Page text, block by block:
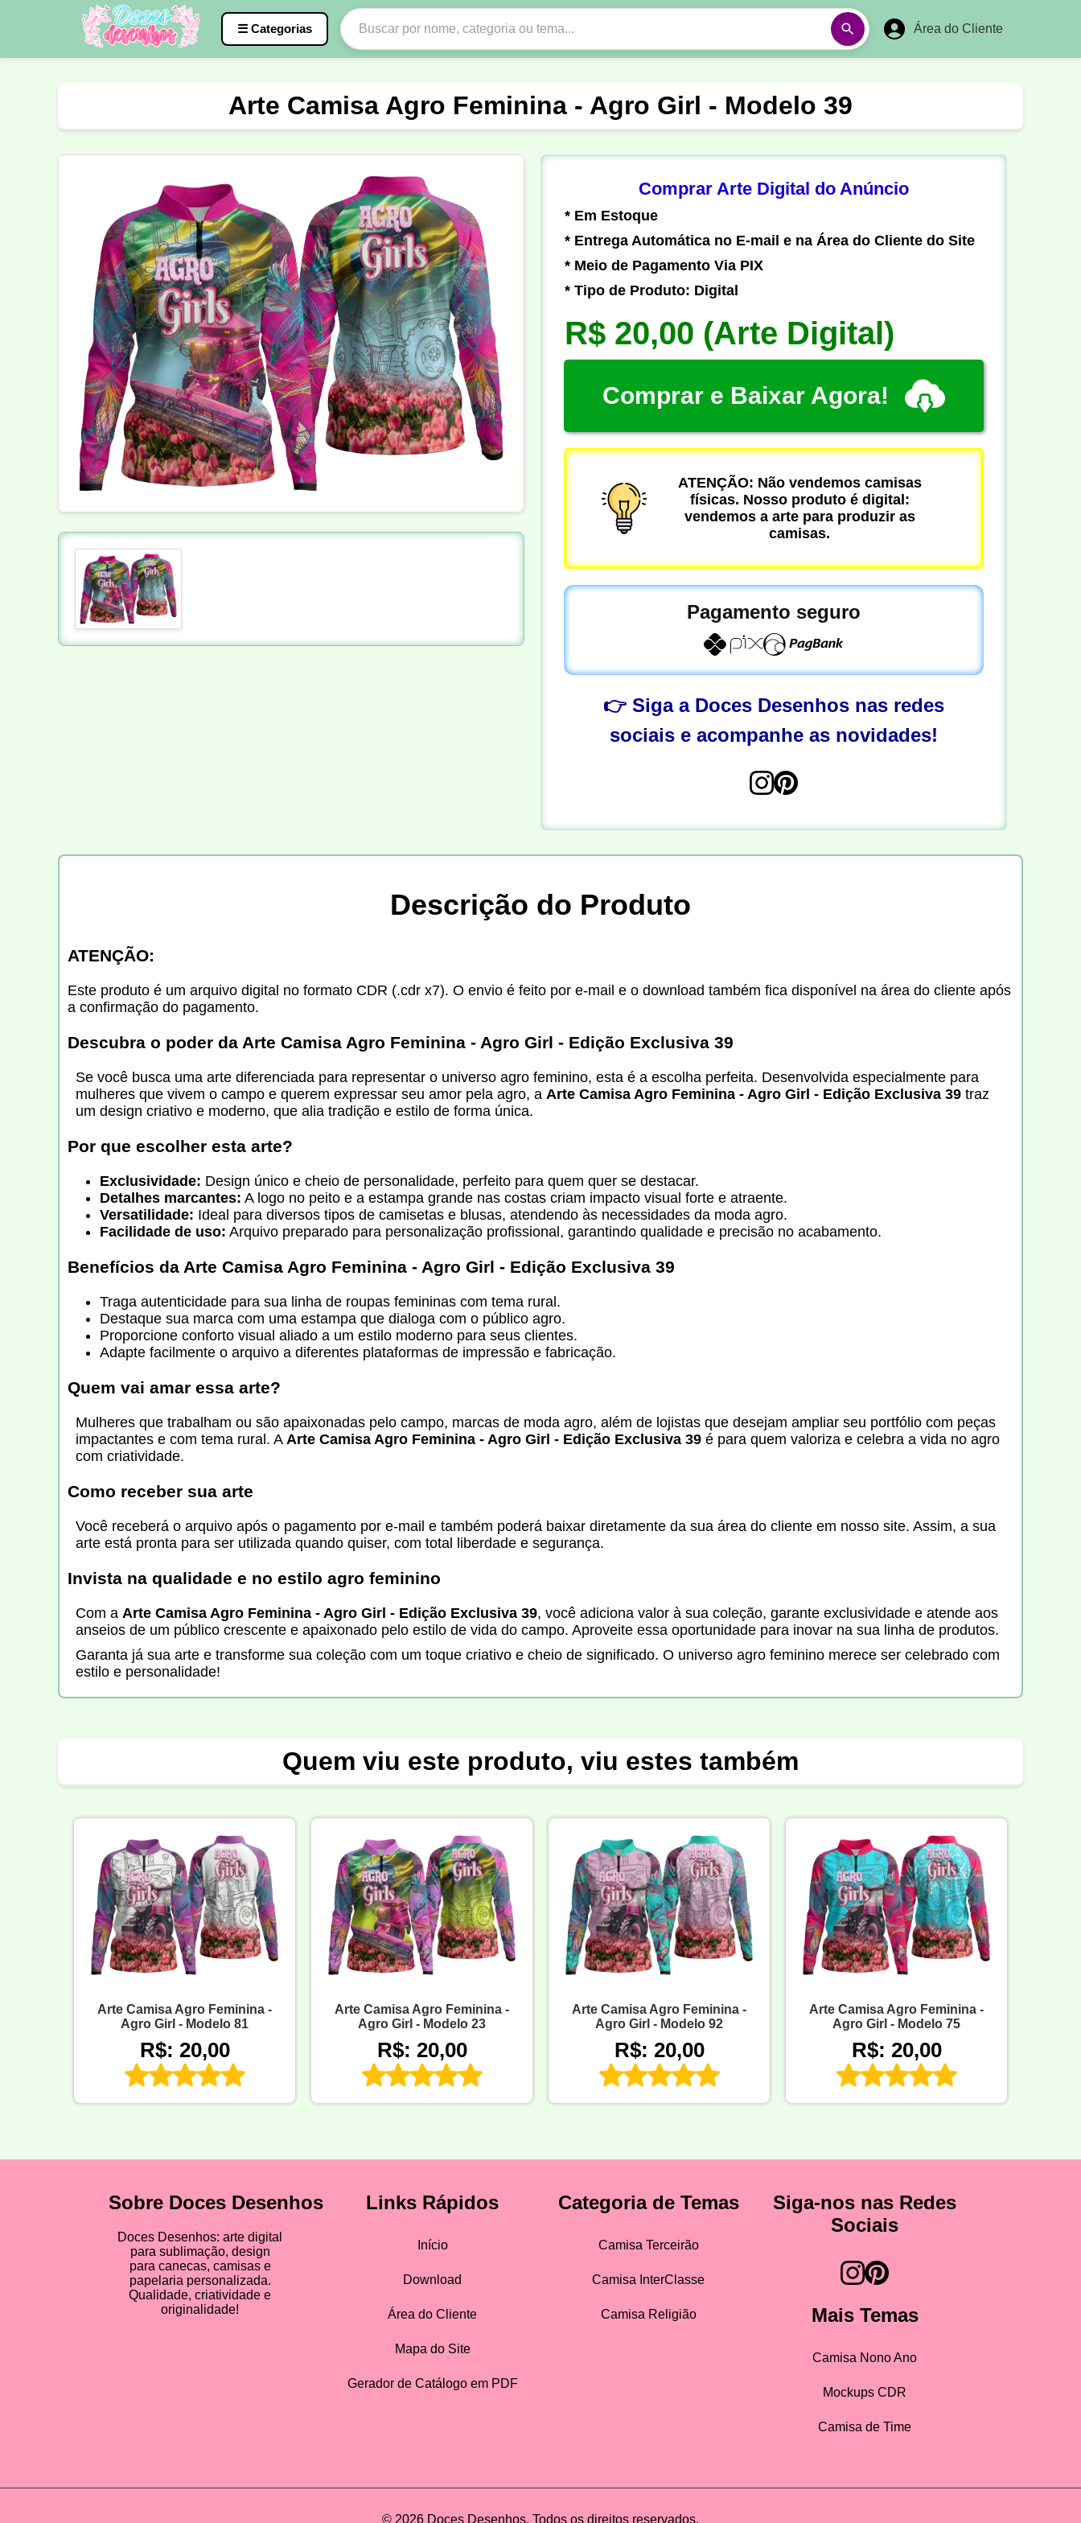
☰ Categorias Área do Cliente
Natal Agro Católica Vôlei Futebol Amador Pesca
Motocross Ciclismo Nail Designer Pedagogia Biologia Geografia História Matemática
Língua Portuguesa
Arte Camisa Agro Feminina - Agro Girl - Modelo 39
Comprar Arte Digital do Anúncio
* Em Estoque
* Entrega Automática no E-mail e na Área do Cliente do Site
* Meio de Pagamento Via PIX
* Tipo de Produto: Digital
R$ 20,00 (Arte Digital)
Comprar e Baixar Agora!
ATENÇÃO: Não vendemos camisas
físicas. Nosso produto é digital:
vendemos a arte para produzir as
camisas.
Pagamento seguro
👉 Siga a Doces Desenhos nas redes
sociais e acompanhe as novidades!
Descrição do Produto
ATENÇÃO:
Este produto é um arquivo digital no formato CDR (.cdr x7). O envio é feito por e-mail e o download também fica disponível na área do cliente após
a confirmação do pagamento.
Descubra o poder da Arte Camisa Agro Feminina - Agro Girl - Edição Exclusiva 39
Se você busca uma arte diferenciada para representar o universo agro feminino, esta é a escolha perfeita. Desenvolvida especialmente para
mulheres que vivem o campo e querem expressar seu amor pela agro, a Arte Camisa Agro Feminina - Agro Girl - Edição Exclusiva 39 traz
um design criativo e moderno, que alia tradição e estilo de forma única.
Por que escolher esta arte?
Exclusividade: Design único e cheio de personalidade, perfeito para quem quer se destacar.
Detalhes marcantes: A logo no peito e a estampa grande nas costas criam impacto visual forte e atraente.
Versatilidade: Ideal para diversos tipos de camisetas e blusas, atendendo às necessidades da moda agro.
Facilidade de uso: Arquivo preparado para personalização profissional, garantindo qualidade e precisão no acabamento.
Benefícios da Arte Camisa Agro Feminina - Agro Girl - Edição Exclusiva 39
Traga autenticidade para sua linha de roupas femininas com tema rural.
Destaque sua marca com uma estampa que dialoga com o público agro.
Proporcione conforto visual aliado a um estilo moderno para seus clientes.
Adapte facilmente o arquivo a diferentes plataformas de impressão e fabricação.
Quem vai amar essa arte?
Mulheres que trabalham ou são apaixonadas pelo campo, marcas de moda agro, além de lojistas que desejam ampliar seu portfólio com peças
impactantes e com tema rural. A Arte Camisa Agro Feminina - Agro Girl - Edição Exclusiva 39 é para quem valoriza e celebra a vida no agro
com criatividade.
Como receber sua arte
Você receberá o arquivo após o pagamento por e-mail e também poderá baixar diretamente da sua área do cliente em nosso site. Assim, a sua
arte está pronta para ser utilizada quando quiser, com total liberdade e segurança.
Invista na qualidade e no estilo agro feminino
Com a Arte Camisa Agro Feminina - Agro Girl - Edição Exclusiva 39, você adiciona valor à sua coleção, garante exclusividade e atende aos
anseios de um público crescente e apaixonado pelo estilo de vida do campo. Aproveite essa oportunidade para inovar na sua linha de produtos.
Garanta já sua arte e transforme sua coleção com um toque criativo e cheio de significado. O universo agro feminino merece ser celebrado com
estilo e personalidade!
Quem viu este produto, viu estes também
Arte Camisa Agro Feminina -
Agro Girl - Modelo 81
R$: 20,00
Arte Camisa Agro Feminina -
Agro Girl - Modelo 23
R$: 20,00
Arte Camisa Agro Feminina -
Agro Girl - Modelo 92
R$: 20,00
Arte Camisa Agro Feminina -
Agro Girl - Modelo 75
R$: 20,00
Sobre Doces Desenhos
Doces Desenhos: arte digital
para sublimação, design
para canecas, camisas e
papelaria personalizada.
Qualidade, criatividade e
originalidade!
Links Rápidos
Início
Download
Área do Cliente
Mapa do Site
Gerador de Catálogo em PDF
Categoria de Temas
Camisa Terceirão
Camisa InterClasse
Camisa Religião
Siga-nos nas Redes
Sociais
Mais Temas
Camisa Nono Ano
Mockups CDR
Camisa de Time
© 2026 Doces Desenhos. Todos os direitos reservados.